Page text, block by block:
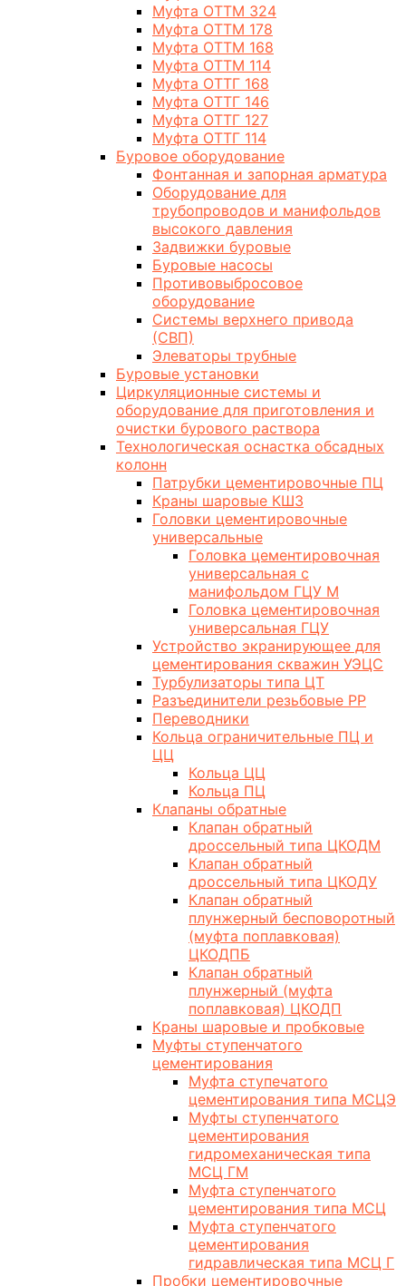
Муфта ОТТМ 324
Муфта ОТТМ 178
Муфта ОТТМ 168
Муфта ОТТМ 114
Муфта ОТТГ 168
Муфта ОТТГ 146
Муфта ОТТГ 127
Муфта ОТТГ 114
Буровое оборудование
Фонтанная и запорная арматура
Оборудование для
трубопроводов и манифольдов
высокого давления
Задвижки буровые
Буровые насосы
Противовыбросовое
оборудование
Системы верхнего привода
(СВП)
Элеваторы трубные
Буровые установки
Циркуляционные системы и
оборудование для приготовления и
очистки бурового раствора
Технологическая оснастка обсадных
колонн
Патрубки цементировочные ПЦ
Краны шаровые КШЗ
Головки цементировочные
универсальные
Головка цементировочная
универсальная с
манифольдом ГЦУ М
Головка цементировочная
универсальная ГЦУ
Устройство экранирующее для
цементирования скважин УЭЦС
Турбулизаторы типа ЦТ
Разъединители резьбовые РР
Переводники
Кольца ограничительные ПЦ и
ЦЦ
Кольца ЦЦ
Кольца ПЦ
Клапаны обратные
Клапан обратный
дроссельный типа ЦКОДМ
Клапан обратный
дроссельный типа ЦКОДУ
Клапан обратный
плунжерный бесповоротный
(муфта поплавковая)
ЦКОДПБ
Клапан обратный
плунжерный (муфта
поплавковая) ЦКОДП
Краны шаровые и пробковые
Муфты ступенчатого
цементирования
Муфта ступечатого
цементирования типа МСЦЭ
Муфты ступенчатого
цементирования
гидромеханическая типа
МСЦ ГМ
Муфта ступенчатого
цементирования типа МСЦ
Муфта ступенчатого
цементирования
гидравлическая типа МСЦ Г
Пробки цементировочные